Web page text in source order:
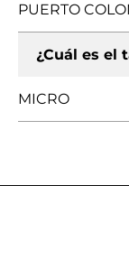
PUERTO
¿Cuál es el
MICRO